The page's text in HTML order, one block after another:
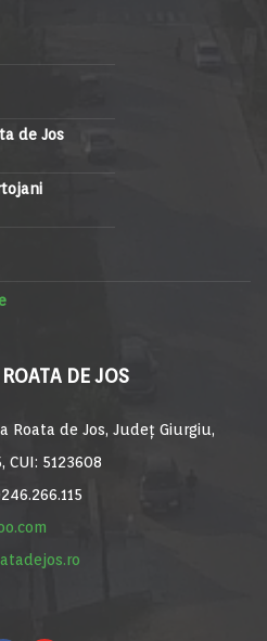
de Jos
DE JOS
Roata de Jos, Județ Giurgiu,
CUI: 5123608